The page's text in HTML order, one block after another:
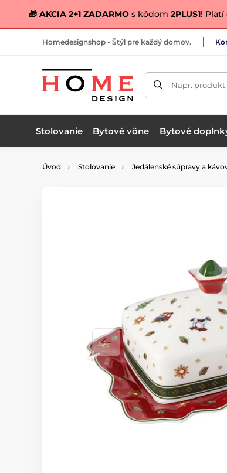
🎁 AKCIA 2+1 ZADARMO s kódom 2PLUS1! Platí
Homedesignshop - Štýl pre každý domov.
Napr.
Stolovanie Bytové vône Bytové
Úvod Stolovanie Jedálenské súpravy a